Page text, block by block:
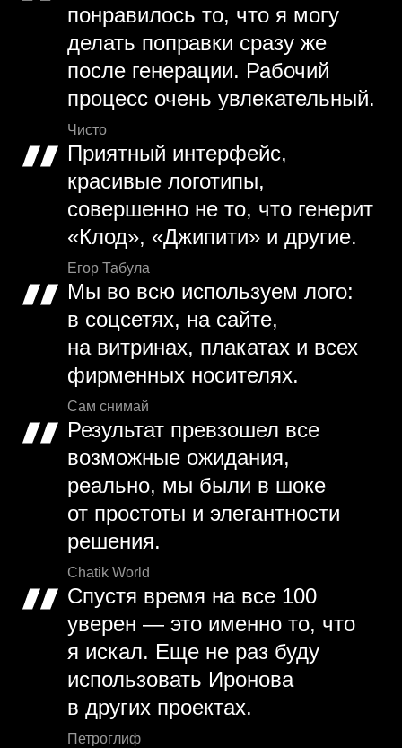
понравилось то, что я могу
делать поправки сразу же
после генерации. Рабочий
процесс очень увлекательный.
Чисто
Приятный интерфейс,
красивые логотипы,
совершенно не то, что генерит
«Клод», «Джипити» и другие.
Егор Табула
Мы во всю используем лого:
в соцсетях, на сайте,
на витринах, плакатах и всех
фирменных носителях.
Сам снимай
Результат превзошел все
возможные ожидания,
реально, мы были в шоке
от простоты и элегантности
решения.
Chatik World
Спустя время на все 100
уверен — это именно то, что
я искал. Еще не раз буду
использовать Иронова
в других проектах.
Петроглиф